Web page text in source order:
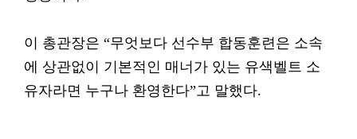
이 총관장은 “무엇보다 선수부 합동훈련은 소속
에 상관없이 기본적인 매너가 있는 유색벨트 소
유자라면 누구나 환영한다”고 말했다.